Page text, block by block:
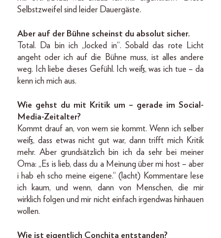
Selbstzweifel sind leider Dauergäste.
Aber auf der Bühne scheinst du absolut sicher.
Total. Da bin ich „locked in“. Sobald das rote Licht
angeht oder ich auf die Bühne muss, ist alles andere
weg. Ich liebe dieses Gefühl. Ich weiß, was ich tue – da
kenn ich mich aus.
Wie gehst du mit Kritik um – gerade im Social-
Media-Zeitalter?
Kommt drauf an, von wem sie kommt. Wenn ich selber
weiß, dass etwas nicht gut war, dann trifft mich Kritik
mehr. Aber grundsätzlich bin ich da sehr bei meiner
Oma: „Es is lieb, dass du a Meinung über mi host – aber
i hab eh scho meine eigene.“ (lacht) Kommentare lese
ich kaum, und wenn, dann von Menschen, die mir
wirklich folgen und mir nicht einfach irgendwas hinhauen
wollen.
Wie ist eigentlich Conchita entstanden?